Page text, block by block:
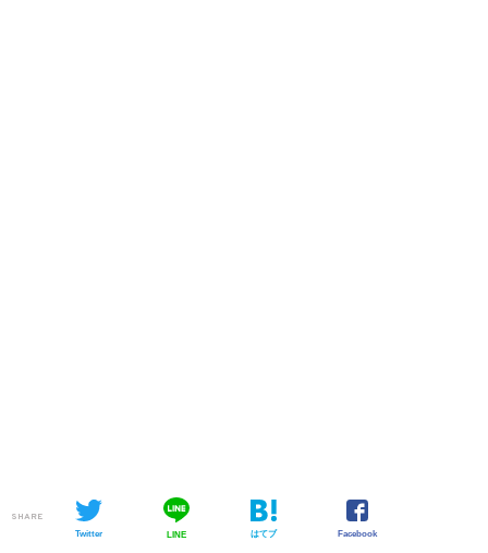
SHARE
Twitter LINE はてブ Facebook